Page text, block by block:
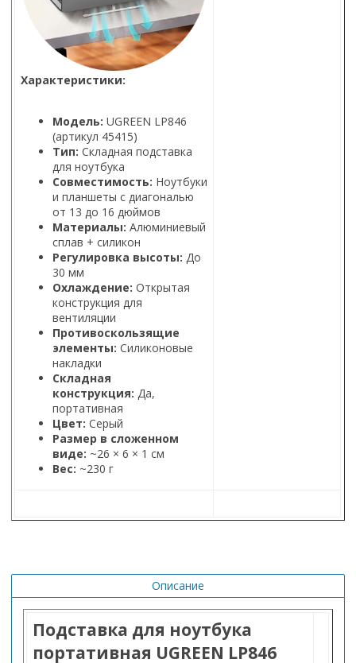
Характеристики:
Модель: UGREEN LP846
(артикул 45415)
Тип: Складная подставка
для ноутбука
Совместимость: Ноутбуки
и планшеты с диагональю
от 13 до 16 дюймов
Материалы: Алюминиевый
сплав + силикон
Регулировка высоты: До
30 мм
Охлаждение: Открытая
конструкция для
вентиляции
Противоскользящие
элементы: Силиконовые
накладки
Складная
конструкция: Да,
портативная
Цвет: Серый
Размер в сложенном
виде: ~26 × 6 × 1 см
Вес: ~230 г
Описание
Подставка для ноутбука
портативная UGREEN LP846